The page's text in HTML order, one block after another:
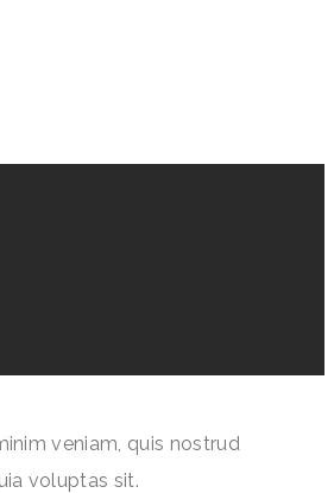
veniam, quis nostrud
voluptas sit.